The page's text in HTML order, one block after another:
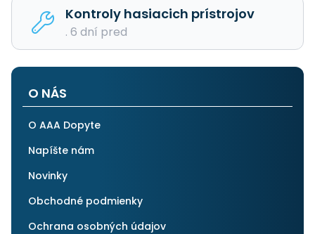
Kontroly hasiacich prístrojov
. 6 dní pred
O NÁS
O AAA Dopyte
Napíšte nám
Novinky
Obchodné podmienky
Ochrana osobných údajov